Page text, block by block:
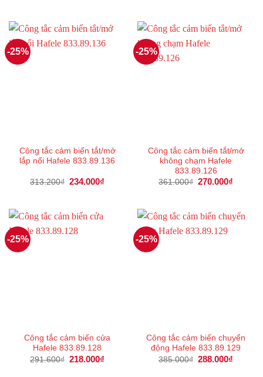
510.000₫.
-25%
Công tắc cảm biến tắt/mở
lắp nổi Hafele 833.89.136
313.200₫ Giá
234.000₫
234.000₫.
-25%
Công tắc cảm biến tắt/mở
không chạm Hafele
833.89.126
361.000₫ Giá
270.000₫
-25%
Công tắc cảm biến cửa
Hafele 833.89.128
291.600₫ Giá
218.000₫
-25%
Công tắc cảm biến chuyển
động Hafele 833.89.129
385.000₫ Giá
288.000₫